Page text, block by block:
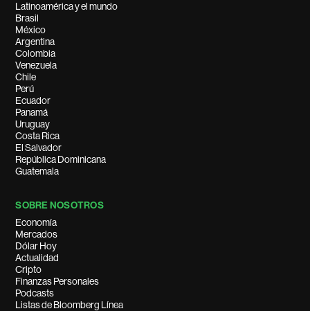
Latinoamérica y el mundo
Brasil
México
Argentina
Colombia
Venezuela
Chile
Perú
Ecuador
Panamá
Uruguay
Costa Rica
El Salvador
República Dominicana
Guatemala
SOBRE NOSOTROS
Economía
Mercados
Dólar Hoy
Actualidad
Cripto
Finanzas Personales
Podcasts
Listas de Bloomberg Línea